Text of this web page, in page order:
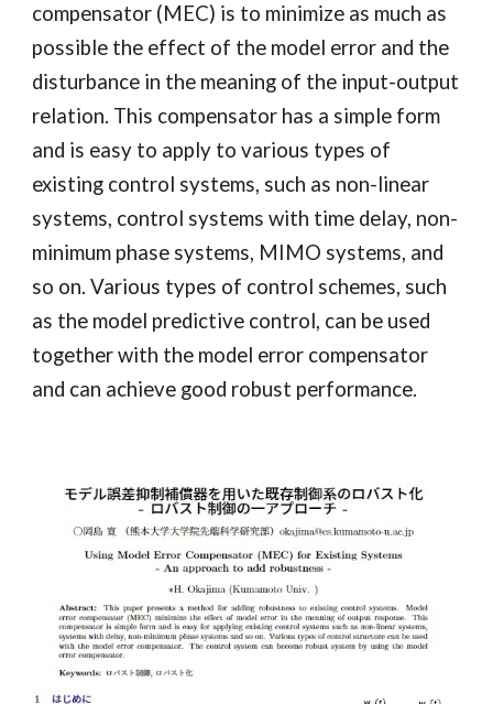
compensator (MEC) is to minimize as much as
possible the effect of the model error and the
disturbance in the meaning of the input-output
relation. This compensator has a simple form
and is easy to apply to various types of
existing control systems, such as non-linear
systems, control systems with time delay, non-
minimum phase systems, MIMO systems, and
so on. Various types of control schemes, such
as the model predictive control, can be used
together with the model error compensator
and can achieve good robust performance.